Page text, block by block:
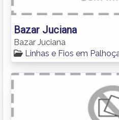
Bazar Juciana
Bazar Juciana
Linhas e Fios em